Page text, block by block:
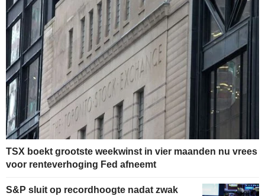
TSX boekt grootste weekwinst in vier maanden nu vrees
voor renteverhoging Fed afneemt
S&P sluit op recordhoogte nadat zwak